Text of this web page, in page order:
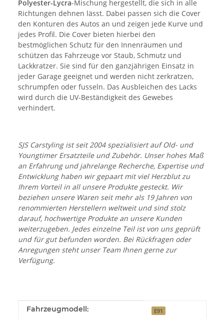
Polyester-Lycra-Mischung hergestellt, die sich in alle
Richtungen dehnen lässt. Dabei passen sich die Cover
den Konturen des Autos an und zeigen jede Kurve und
jedes Profil. Die Cover bieten hierbei den
bestmöglichen Schutz für den Innenräumen und
schützen das Fahrzeuge vor Staub, Schmutz und
Lackkratzer. Sie sind für den ganzjährigen Einsatz in
jeder Garage geeignet und werden nicht zerkratzen,
schrumpfen oder fusseln. Das Ausbleichen des Lacks
wird durch die UV-Beständigkeit des Gewebes
verhindert.
SJS Carstyling ist seit 2004 spezialisiert auf Old- und
Youngtimer Ersatzteile und Zubehör. Unser hohes Maß
an Erfahrung und jahrelange Recherche, Expertise und
Entwicklung haben wir gepaart mit viel Herzblut zu
Ihrem Vorteil in all unsere Produkte gesteckt. Wir
beziehen unsere Waren seit mehr als 19 Jahren von
renommierten Herstellern weltweit und sind stolz
darauf, hochwertige Produkte an unsere Kunden
weiterzugeben. Jedes einzelne Teil ist von uns geprüft
und für gut befunden worden. Bei Rückfragen oder
Anregungen steht unser Team Ihnen gerne zur
Verfügung.
Produkteigenschaft
Wert
Fahrzeugmodell: E91